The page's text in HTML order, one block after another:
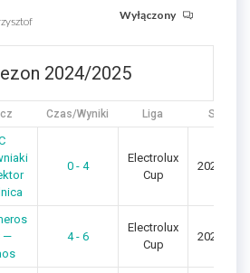
Wyłączony
2024/2025
Czas/Wyniki Liga Sezon
0 - 4
Electrolux
Cup
2024/
—
4 - 6
Electrolux
Cup
2024/